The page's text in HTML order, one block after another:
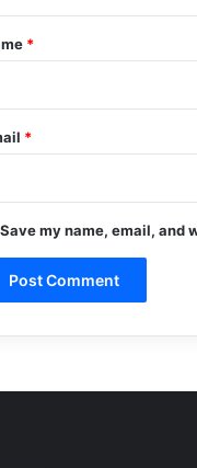
*
*
Save my name, email, and